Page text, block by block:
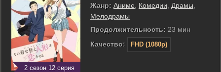
2 сезон 12 серия
Жанр: Аниме Комедии Драмы
Мелодрамы
Продолжительность: 23 мин
Качество:
FHD (1080p)